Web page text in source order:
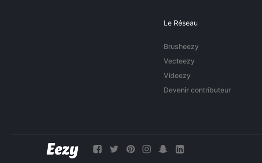
Le Réseau
Brusheezy
Vecteezy
Videezy
Devenir contributeur